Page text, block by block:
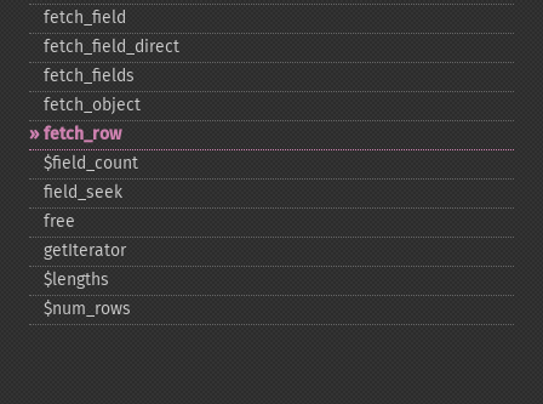
fetch_​field
fetch_​field_​direct
fetch_​fields
fetch_​object
fetch_​row
$field_​count
field_​seek
free
getIterator
$lengths
$num_​rows